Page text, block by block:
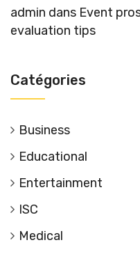
admin dans Event
evaluation tips
Catégories
Business
Educational
Entertainment
ISC
Medical